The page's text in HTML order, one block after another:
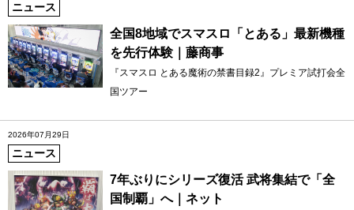
ニュース
全国8地域でスマスロ「とある」最新機種
を先行体験｜藤商事
『スマスロ とある魔術の禁書目録2』プレミア試打会全
国ツアー
2026年07月29日
ニュース
7年ぶりにシリーズ復活 武将集結で「全
国制覇」へ｜ネット